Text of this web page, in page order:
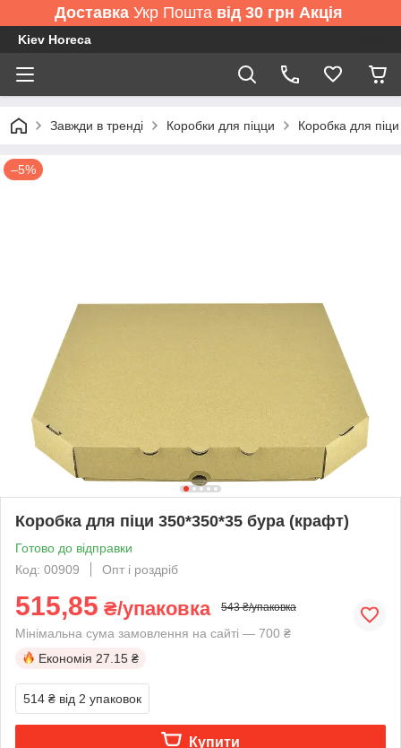
ДоставкаУкр Пошта від 30 грн Акція
Kiev Horeca
Завжди в тренді Коробки для піцци Коробка для
–5%
Коробка для піци 350*350*35 бура (крафт)
Готово до відправки
Код: 00909
Опт і роздріб
515,85 ₴/упаковка 543 ₴/упаковка
Мінімальна сума замовлення на сайті — 700 ₴
Економія 27.15 ₴
514 ₴ від 2 упаковок
Купити